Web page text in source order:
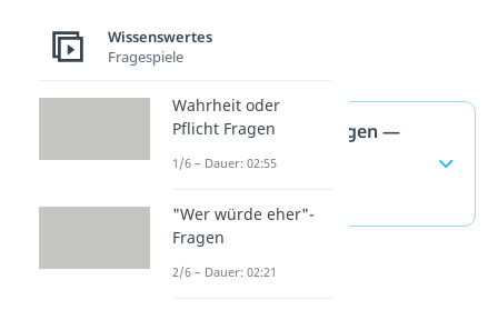
Lustige Begrüßungen —
häufigste Fragen
Wissenswertes
Fragespiele
Wahrheit oder
Pflicht Fragen
1/6 – Dauer: 02:55
"Wer würde eher"-
Fragen
2/6 – Dauer: 02:21